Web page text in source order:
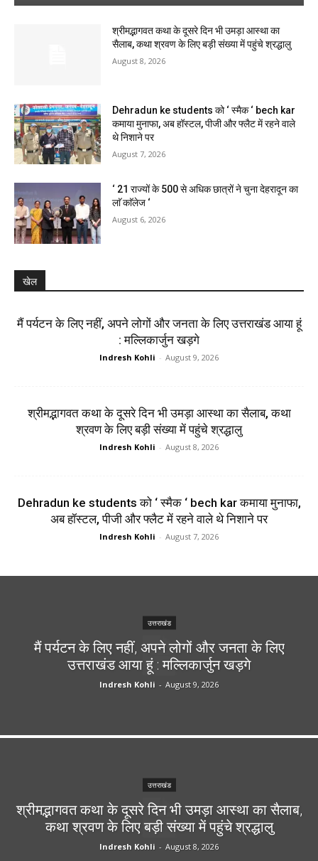
श्रीमद्भागवत कथा के दूसरे दिन भी उमड़ा आस्था का
सैलाब, कथा श्रवण के लिए बड़ी संख्या में पहुंचे श्रद्धालु
August 8, 2026
Dehradun ke students को ‘ स्मैक ‘ bech kar
कमाया मुनाफा, अब हॉस्टल, पीजी और फ्लैट में रहने वाले
थे निशाने पर
August 7, 2026
‘ 21 राज्यों के 500 से अधिक छात्रों ने चुना देहरादून का
लाॅ काॅलेज ‘
August 6, 2026
खेल
मैं पर्यटन के लिए नहीं, अपने लोगों और जनता के लिए उत्तराखंड आया हूं
: मल्लिकार्जुन खड़गे
Indresh Kohli - August 9, 2026
श्रीमद्भागवत कथा के दूसरे दिन भी उमड़ा आस्था का सैलाब, कथा
श्रवण के लिए बड़ी संख्या में पहुंचे श्रद्धालु
Indresh Kohli - August 8, 2026
Dehradun ke students को ‘ स्मैक ‘ bech kar कमाया मुनाफा,
अब हॉस्टल, पीजी और फ्लैट में रहने वाले थे निशाने पर
Indresh Kohli - August 7, 2026
उत्तराखंड
मैं पर्यटन के लिए नहीं, अपने लोगों और जनता के लिए
उत्तराखंड आया हूं : मल्लिकार्जुन खड़गे
Indresh Kohli - August 9, 2026
उत्तराखंड
श्रीमद्भागवत कथा के दूसरे दिन भी उमड़ा आस्था का सैलाब,
कथा श्रवण के लिए बड़ी संख्या में पहुंचे श्रद्धालु
Indresh Kohli - August 8, 2026